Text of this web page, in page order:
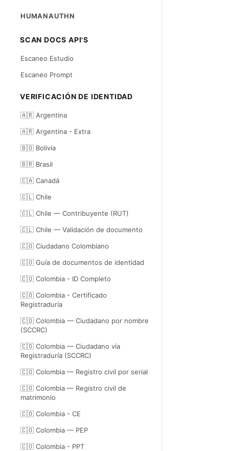
HUMANAUTHN
SCAN DOCS API'S
Escaneo Estudio
Escaneo Prompt
VERIFICACIÓN DE IDENTIDAD
🇦🇷 Argentina
🇦🇷 Argentina - Extra
🇧🇴 Bolivia
🇧🇷 Brasil
🇨🇦 Canadá
🇨🇱 Chile
🇨🇱 Chile — Contribuyente (RUT)
🇨🇱 Chile — Validación de documento
🇨🇴 Ciudadano Colombiano
🇨🇴 Guía de documentos de identidad
🇨🇴 Colombia - ID Completo
🇨🇴 Colombia - Certificado
Registraduría
🇨🇴 Colombia — Ciudadano por nombre
(SCCRC)
🇨🇴 Colombia — Ciudadano vía
Registraduría (SCCRC)
🇨🇴 Colombia — Registro civil por serial
🇨🇴 Colombia — Registro civil de
matrimonio
🇨🇴 Colombia - CE
🇨🇴 Colombia — PEP
🇨🇴 Colombia - PPT